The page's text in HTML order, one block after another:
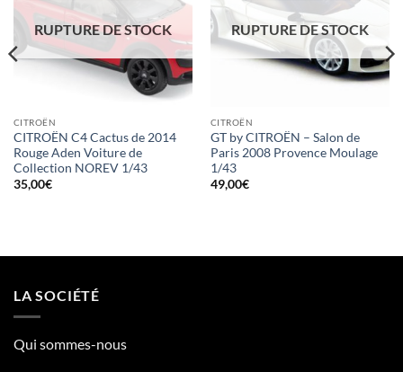
RUPTURE DE STOCK
CITROËN
CITROËN C4 Cactus de 2014
Rouge Aden Voiture de
Collection NOREV 1/43
35,00€
RUPTURE DE STOCK
CITROËN
GT by CITROËN – Salon de
Paris 2008 Provence Moulage
1/43
49,00€
LA SOCIÉTÉ
Qui sommes-nous